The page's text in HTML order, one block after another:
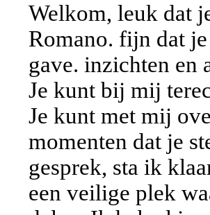
Welkom, leuk dat
Romano. fijn dat
gave. inzichten en
Je kunt bij mij
Je kunt met mij
momenten dat je
gesprek, sta ik
een veilige plek